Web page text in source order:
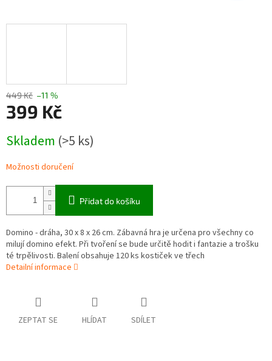
449 Kč –11 %
399 Kč
cena:
Skladem (>5 ks)
Možnosti doručení
Přidat do košíku
Domino - dráha, 30 x 8 x 26 cm. Zábavná hra je určena pro všechny co
milují domino efekt. Při tvoření se bude určitě hodit i fantazie a trošku
té trpělivosti. Balení obsahuje 120 ks kostiček ve třech
Detailní informace
ZEPTAT SE HLÍDAT SDÍLET